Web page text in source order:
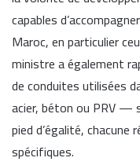
capables
Maroc, en particulier
ministre a également
de conduites utilisées
acier, béton ou PRV —
pied d’égalité,
spécifiques.